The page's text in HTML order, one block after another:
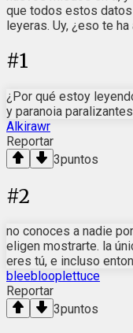
que todos estos
leyeras. Uy, ¿eso te
#1
¿Por qué estoy
y paranoia
Alkirawr
Reportar
3puntos
#2
no conoces a nadie
eligen mostrarte. la
eres tú, e incluso
bleeblooplettuce
Reportar
3puntos